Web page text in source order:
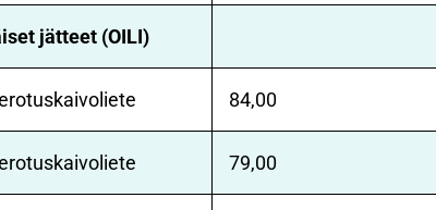
jätteet (OILI)
84,00
79,00